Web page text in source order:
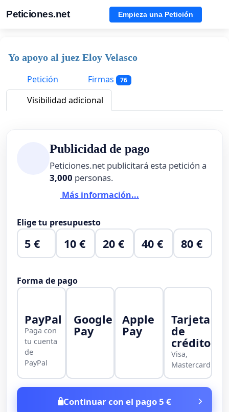
Peticiones.net Empieza una Petición
Yo apoyo al juez Eloy Velasco
Petición
Firmas 76
Visibilidad adicional
Publicidad de pago
Peticiones.net publicitará esta petición a
3,000 personas.
Más información...
Elige tu presupuesto
5 € 10 € 20 € 40 € 80 €
Forma de pago
PayPal
Paga con
tu cuenta
de
PayPal
Google
Pay
Apple
Pay
Tarjeta
de
crédito
Visa,
Mastercard
Continuar con el pago 5 €